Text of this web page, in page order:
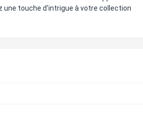
une touche d'intrigue à votre collection